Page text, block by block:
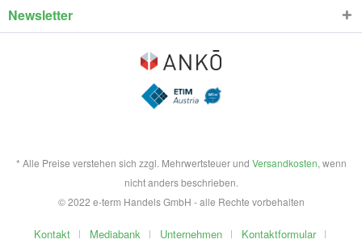
Newsletter
* Alle Preise verstehen sich zzgl. Mehrwertsteuer und Versandkosten, wenn
nicht anders beschrieben.
© 2022 e-term Handels GmbH - alle Rechte vorbehalten
Kontakt Mediabank Unternehmen
Kontaktformular